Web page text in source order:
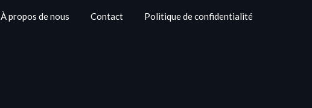
À propos de nous Contact Politique de confidentialité